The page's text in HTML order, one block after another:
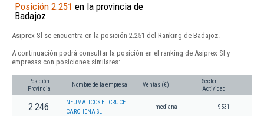
Posición 2.251 en la provincia de
Badajoz
Asiprex Sl se encuentra en la posición 2.251 del Ranking de Badajoz.
A continuación podrá consultar la posición en el ranking de Asiprex Sl y
empresas con posiciones similares:
Posición
Provincia
Nombre de la empresa Ventas (€)
Sector
Actividad
2.246
NEUMATICOS EL CRUCE
CARCHENA SL
mediana 9531